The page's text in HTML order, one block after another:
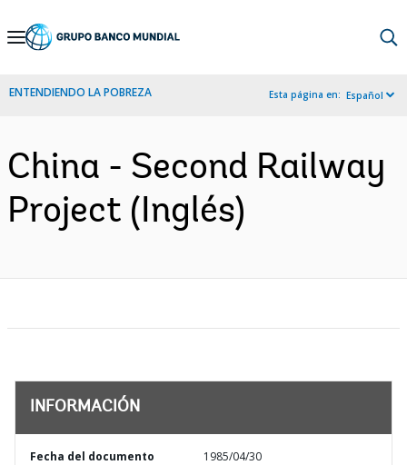
Skip
Navigation
ENTENDIENDO LA POBREZA Esta página en: Español
China - Second Railway
Project (Inglés)
INFORMACIÓN
Fecha del documento 1985/04/30